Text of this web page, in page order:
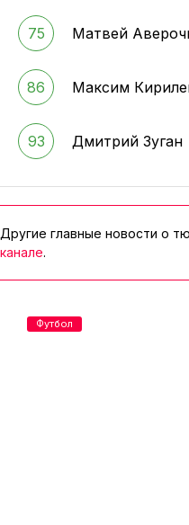
75 Матвей
86 Максим
93 Дмитрий Зуган
Другие главные новости о
канале.
Футбол